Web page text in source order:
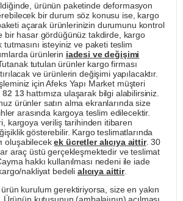
ürünün paketinde deformasyon
bir durum söz konusu ise, kargo
açarak ürünlerinizin durumunu kontrol
bir hasar gördüğünüz takdirde, kargo
isteyiniz ve paketi teslim
ürünlerin iadesi ve değişimi
tutulan ürünler kargo firması
ve ürünlerin değişimi yapılacaktır.
için Afeks Yapı Market müşteri
82 13hattımıza ulaşarak bilgi alabilirsiniz.
ürünler satın alma ekranlarında size
arasında kargoya teslim edilecektir.
kargoya veriliş tarihinden itibaren
gösterebilir. Kargo teslimatlarında
oluşabilecekek ücretler alıcıya aittir. 30
araç üstü gerçekleşmektedir ve teslimat
hakkı kullanılması nedeni ile iade
nakliyat bedeli alıcıya aittir.
ürün kurulum gerektiriyorsa, size en yakın